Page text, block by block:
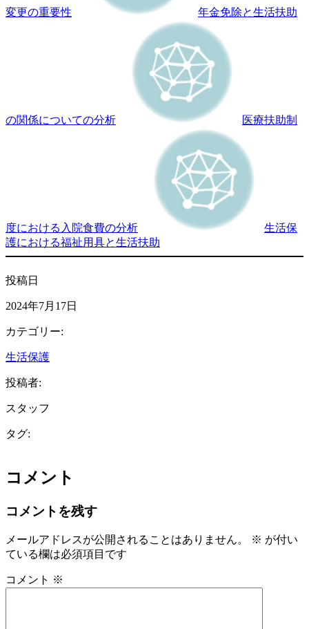
変更の重要性 年金免除と生活扶助
の関係についての分析 医療扶助制
度における入院食費の分析
生活保
護における福祉用具と生活扶助
投稿日
2024年7月17日
カテゴリー:
生活保護
投稿者:
スタッフ
タグ:
コメント
コメントを残す
メールアドレスが公開されることはありません。 ※ が付い
ている欄は必須項目です
コメント ※